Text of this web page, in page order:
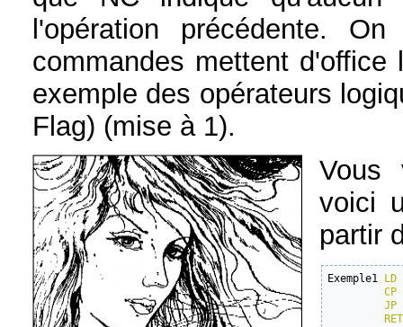
l'opération précédente.
commandes mettent
exemple des opérateurs
Flag) (mise à 1).
Vous
voici
partir
Exemple1 LD
CP
JP
RET